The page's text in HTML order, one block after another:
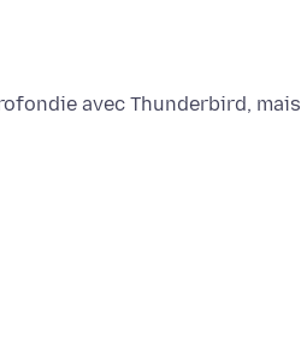
avec Thunderbird, mais